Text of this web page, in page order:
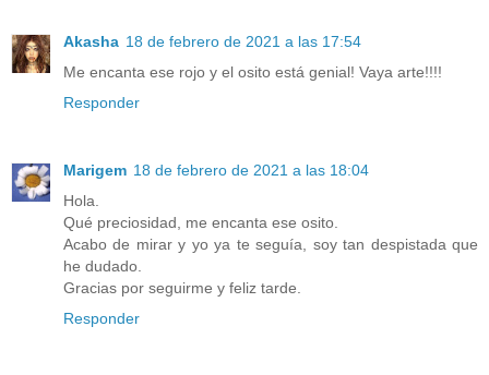
Akasha 18 de febrero de 2021 a las 17:54
Me encanta ese rojo y el osito está genial! Vaya arte!!!!
Responder
Marigem 18 de febrero de 2021 a las 18:04
Hola.
Qué preciosidad, me encanta ese osito.
Acabo de mirar y yo ya te seguía, soy tan despistada que
he dudado.
Gracias por seguirme y feliz tarde.
Responder